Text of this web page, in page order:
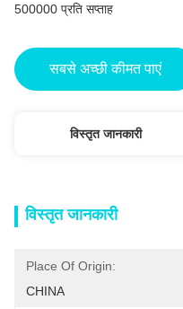
500000 प्रति सप्ताह
सबसे अच्छी कीमत पाएं
विस्तृत जानकारी
विस्तृत जानकारी
Place Of Origin:
CHINA